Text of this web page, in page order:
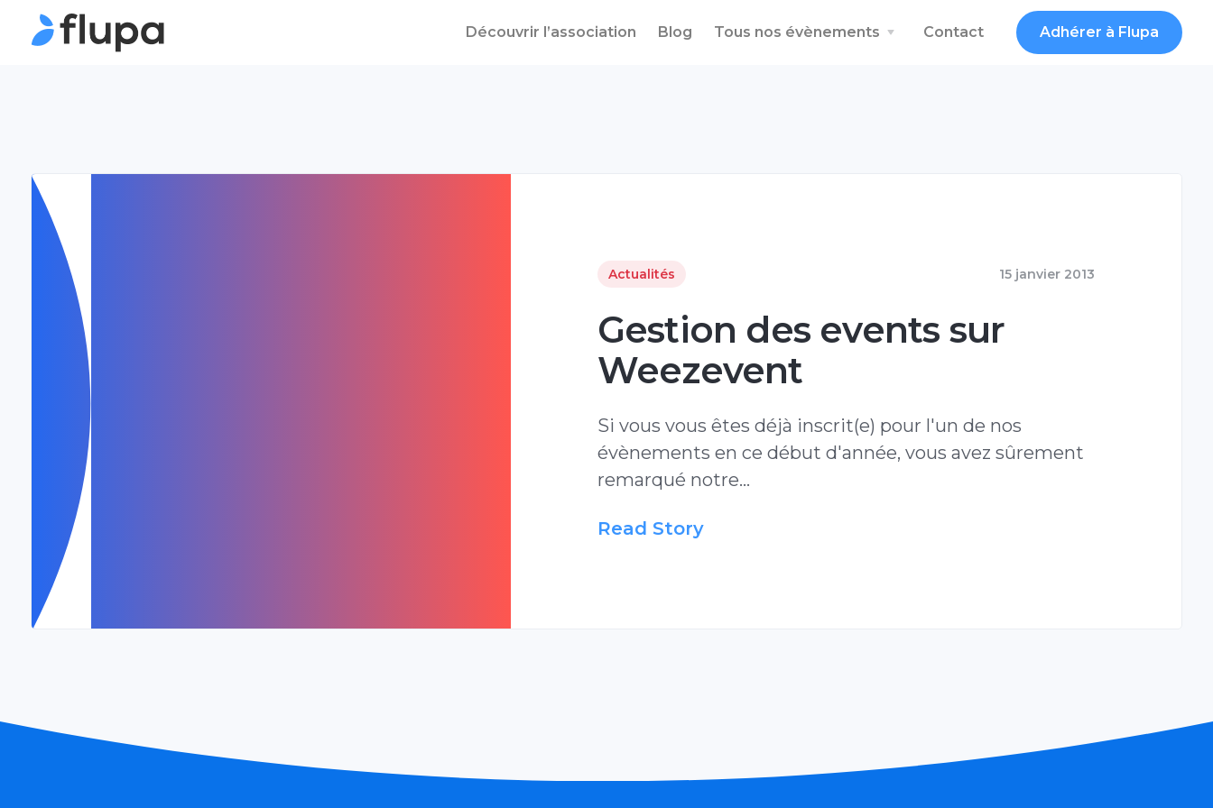
Adhérer à Flupa
Découvrir l’association Blog Tous nos évènements Contact
Actualités 15 janvier 2013
Gestion des events sur
Weezevent
Si vous vous êtes déjà inscrit(e) pour l'un de nos
évènements en ce début d'année, vous avez sûrement
remarqué notre…
Read Story